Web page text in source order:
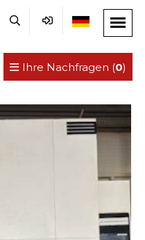
Ihre Nachfragen (0)